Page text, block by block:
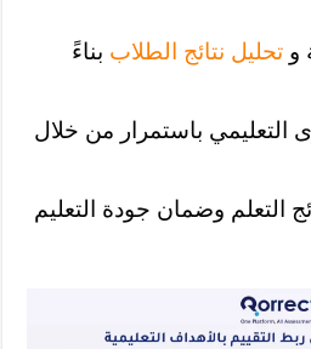
وتحليل نتائج الطلاب بناءً
التعليمي باستمرار من خلال
التعلم وضمان جودة التعليم